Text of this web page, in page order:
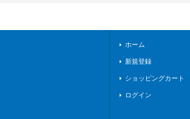
ホーム
新規登録
ショッピングカート
ログイン